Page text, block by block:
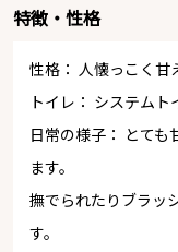
特徴・性格
性格： 人懐っこく甘
トイレ： システムト
日常の様子： とて
ます。
撫でられたりブラッ
す。